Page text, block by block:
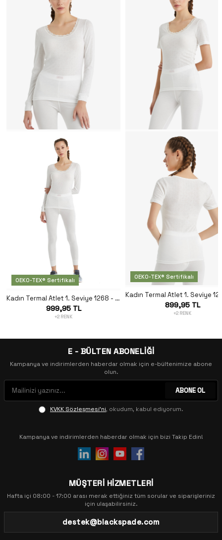
OEKO-TEX® Sertifikalı
Kadın Termal Atlet 1. Seviye 1268 - Beyaz
999,95 TL
+2 RENK
OEKO-TEX® Sertifikalı
899,95 TL
+2 RENK
E - BÜLTEN ABONELİĞİ
Kampanya ve indirimlerden haberdar olmak için e-bültenimize abone
olun.
ABONE OL
KVKK Sözleşmesi'ni, okudum, kabul ediyorum.
Kampanya ve indirimlerden haberdar olmak için bizi Takip Edin!
MÜŞTERİ HİZMETLERİ
Hafta içi 08:00 - 17:00 arası merak ettiğiniz tüm sorular ve siparişleriniz
için ulaşabilirsiniz.
destek@blackspade.com